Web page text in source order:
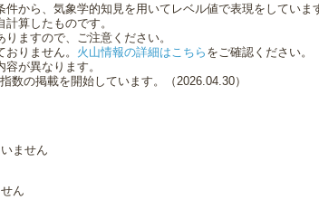
から、気象学的知見を用いてレベル値で表現をしていま
算したものです。
ますので、ご注意ください。
りません。 火山情報の詳細はこちら をご確認ください。
が異なります。
の掲載を開始しています。（2026.04.30）
ません
ん